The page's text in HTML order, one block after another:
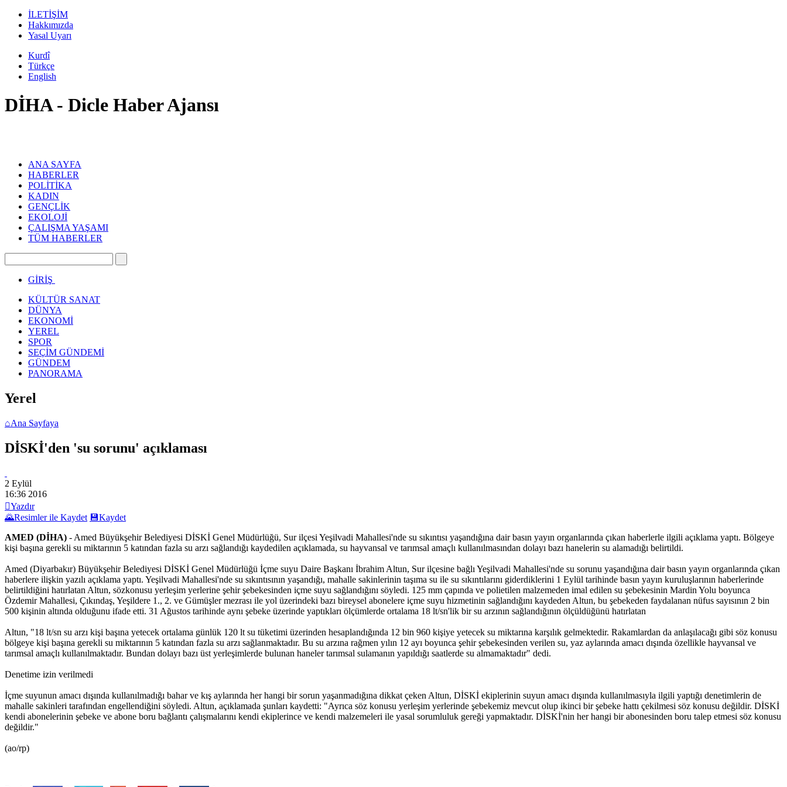
İLETİŞİM
Hakkımızda
Yasal Uyarı
Kurdî
Türkçe
English
DİHA - Dicle Haber Ajansı
ANA SAYFA
HABERLER
POLİTİKA
KADIN
GENÇLİK
EKOLOJİ
ÇALIŞMA YAŞAMI
TÜM HABERLER
GİRİŞ
KÜLTÜR SANAT
DÜNYA
EKONOMİ
YEREL
SPOR
SEÇİM GÜNDEMİ
GÜNDEM
PANORAMA
Yerel
⌂Ana Sayfaya
DİSKİ'den 'su sorunu' açıklaması
2 Eylül
16:36 2016
Yazdır
🌄Resimler ile Kaydet 💾Kaydet
AMED (DİHA) - Amed Büyükşehir Belediyesi DİSKİ Genel Müdürlüğü, Sur ilçesi Yeşilvadi Mahallesi'nde su sıkıntısı yaşandığına dair basın yayın organlarında çıkan haberlerle ilgili açıklama yaptı. Bölgeye
kişi başına gerekli su miktarının 5 katından fazla su arzı sağlandığı kaydedilen açıklamada, su hayvansal ve tarımsal amaçlı kullanılmasından dolayı bazı hanelerin su alamadığı belirtildi.
Amed (Diyarbakır) Büyükşehir Belediyesi DİSKİ Genel Müdürlüğü İçme suyu Daire Başkanı İbrahim Altun, Sur ilçesine bağlı Yeşilvadi Mahallesi'nde su sorunu yaşandığına dair basın yayın organlarında çıkan
haberlere ilişkin yazılı açıklama yaptı. Yeşilvadi Mahallesi'nde su sıkıntısının yaşandığı, mahalle sakinlerinin taşıma su ile su sıkıntılarını giderdiklerini 1 Eylül tarihinde basın yayın kuruluşlarının haberlerinde
belirtildiğini hatırlatan Altun, sözkonusu yerleşim yerlerine şehir şebekesinden içme suyu sağlandığını söyledi. 125 mm çapında ve polietilen malzemeden imal edilen su şebekesinin Mardin Yolu boyunca
Özdemir Mahallesi, Çıkındaş, Yeşildere 1., 2. ve Gümüşler mezrası ile yol üzerindeki bazı bireysel abonelere içme suyu hizmetinin sağlandığını kaydeden Altun, bu şebekeden faydalanan nüfus sayısının 2 bin
500 kişinin altında olduğunu ifade etti. 31 Ağustos tarihinde aynı şebeke üzerinde yaptıkları ölçümlerde ortalama 18 lt/sn'lik bir su arzının sağlandığının ölçüldüğünü hatırlatan
Altun, "18 lt/sn su arzı kişi başına yetecek ortalama günlük 120 lt su tüketimi üzerinden hesaplandığında 12 bin 960 kişiye yetecek su miktarına karşılık gelmektedir. Rakamlardan da anlaşılacağı gibi söz konusu
bölgeye kişi başına gerekli su miktarının 5 katından fazla su arzı sağlanmaktadır. Bu su arzına rağmen yılın 12 ayı boyunca şehir şebekesinden verilen su, yaz aylarında amacı dışında özellikle hayvansal ve
tarımsal amaçlı kullanılmaktadır. Bundan dolayı bazı üst yerleşimlerde bulunan haneler tarımsal sulamanın yapıldığı saatlerde su almamaktadır" dedi.
Denetime izin verilmedi
İçme suyunun amacı dışında kullanılmadığı bahar ve kış aylarında her hangi bir sorun yaşanmadığına dikkat çeken Altun, DİSKİ ekiplerinin suyun amacı dışında kullanılmasıyla ilgili yaptığı denetimlerin de
mahalle sakinleri tarafından engellendiğini söyledi. Altun, açıklamada şunları kaydetti: "Ayrıca söz konusu yerleşim yerlerinde şebekemiz mevcut olup ikinci bir şebeke hattı çekilmesi söz konusu değildir. DİSKİ
kendi abonelerinin şebeke ve abone boru bağlantı çalışmalarını kendi ekiplerince ve kendi malzemeleri ile yasal sorumluluk gereği yapmaktadır. DİSKİ'nin her hangi bir abonesinden boru talep etmesi söz konusu
değildir."
(ao/rp)